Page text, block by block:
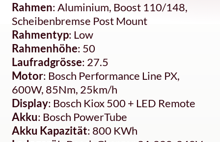
Rahmen: Aluminium, Boost 110/148,
Scheibenbremse Post Mount
Rahmentyp: Low
Rahmenhöhe: 50
Laufradgrösse: 27.5
Motor: Bosch Performance Line PX,
600W, 85Nm, 25km/h
Display: Bosch Kiox 500 + LED Remote
Akku: Bosch PowerTube
Akku Kapazität: 800 KWh